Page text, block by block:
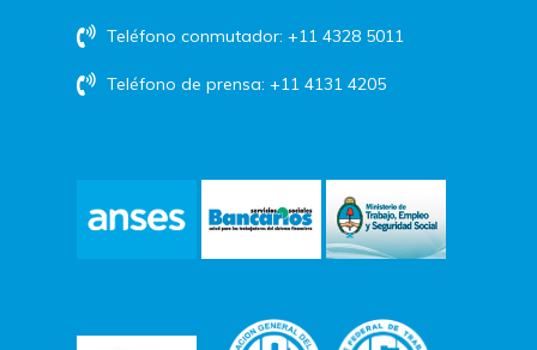
Teléfono conmutador: +11 4328 5011
Teléfono de prensa: +11 4131 4205